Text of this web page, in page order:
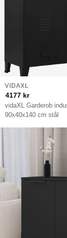
vidaXL Garderob
90x40x140 cm stål
VIDAXL
4177 kr